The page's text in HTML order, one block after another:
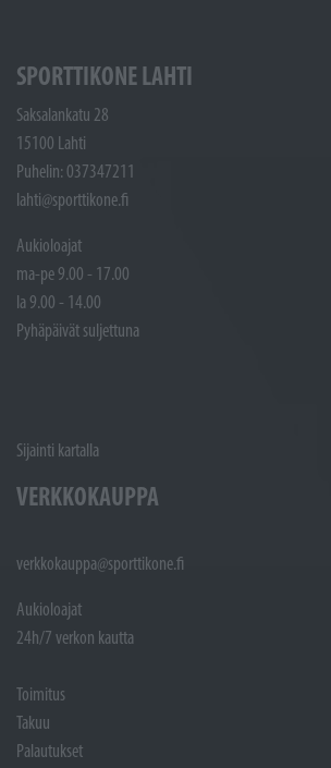
SPORTTIKONE LAHTI
Saksalankatu 28
15100 Lahti
Puhelin: 037347211
lahti@sporttikone.fi
Aukioloajat
ma-pe 9.00 - 17.00
la 9.00 - 14.00
Pyhäpäivät suljettuna
Sijainti kartalla
VERKKOKAUPPA
verkkokauppa@sporttikone.fi
Aukioloajat
24h/7 verkon kautta
Toimitus
Takuu
Palautukset